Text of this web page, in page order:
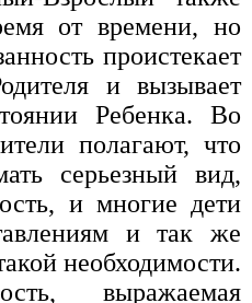
от времени, но
проистекает
и вызывает
Ребенка. Во
полагают, что
серьезный вид,
и многие дети
и так же
необходимости.
выражаемая